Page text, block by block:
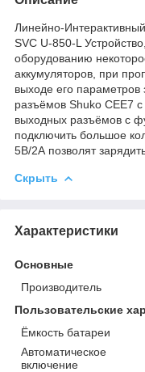
Линейно-
SVC U-850-L
оборудованию
аккумуляторов, при
выходе его
разъёмов Shuko CEE7
выходных разъёмов с
подключить большое
5В/2А позволят
Скрыть
Характеристики
Основные
Производитель
Пользовательские
Ёмкость батареи
Автоматическое
включение